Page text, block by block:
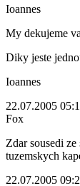
Ioannes
My dekujeme
Diky jeste
Ioannes
22.07.2005
Fox
Zdar sousedi
tuzemskych
22.07.2005